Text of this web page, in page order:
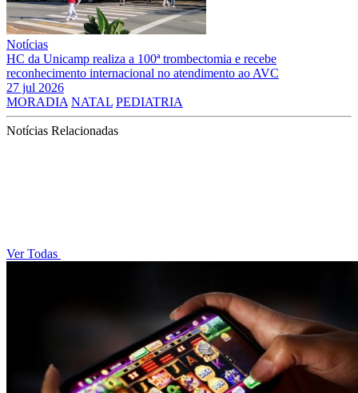
Notícias
HC da Unicamp realiza a 100ª trombectomia e recebe
reconhecimento internacional no atendimento ao AVC
27 jul 2026
MORADIA NATAL PEDIATRIA
Notícias Relacionadas
Ver Todas